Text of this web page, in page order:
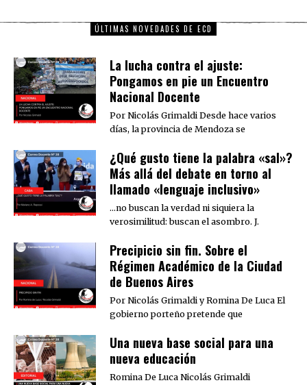
ÚLTIMAS NOVEDADES DE ECD
La lucha contra el ajuste:
Pongamos en pie un Encuentro
Nacional Docente
Por Nicolás Grimaldi Desde hace varios
días, la provincia de Mendoza se
¿Qué gusto tiene la palabra «sal»?
Más allá del debate en torno al
llamado «lenguaje inclusivo»
…no buscan la verdad ni siquiera la
verosimilitud: buscan el asombro. J.
Precipicio sin fin. Sobre el
Régimen Académico de la Ciudad
de Buenos Aires
Por Nicolás Grimaldi y Romina De Luca El
gobierno porteño pretende que
Una nueva base social para una
nueva educación
Romina De Luca Nicolás Grimaldi